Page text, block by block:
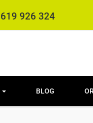
619 926 324
BLOG